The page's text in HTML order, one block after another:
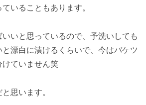
いることもあります。
いと思っているので、予洗いしても
と漂白に漬けるくらいで、今はバケツ
けていません笑
思います。